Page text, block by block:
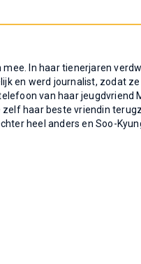
In haar tienerjaren
en werd journalist, zodat
van haar jeugdvriend
haar beste vriendin
heel anders en Soo-